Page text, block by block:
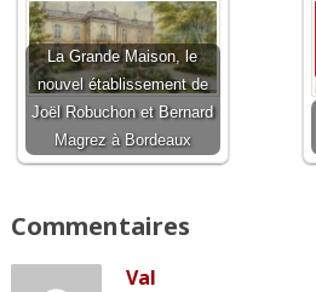
La Grande Maison, le
nouvel établissement de
Joël Robuchon et Bernard
Magrez à Bordeaux
Commentaires
Val